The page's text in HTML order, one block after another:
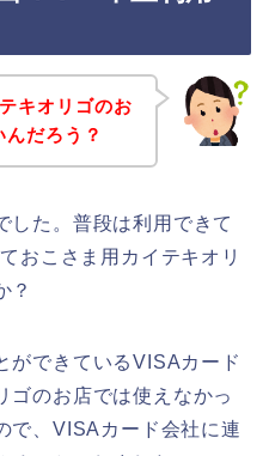
キオリゴのお
だろう？
した。普段は利用できて
おこさま用カイテキオリ
？
ができているVISAカード
ゴのお店では使えなかっ
で、VISAカード会社に連